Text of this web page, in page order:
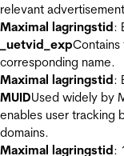
relevant
Maximal lagringstid:
_uetvid_exp
corresponding name.
Maximal lagringstid:
MUIDUsed widely by
enables user tracking
domains.
Maximal lagringstid: